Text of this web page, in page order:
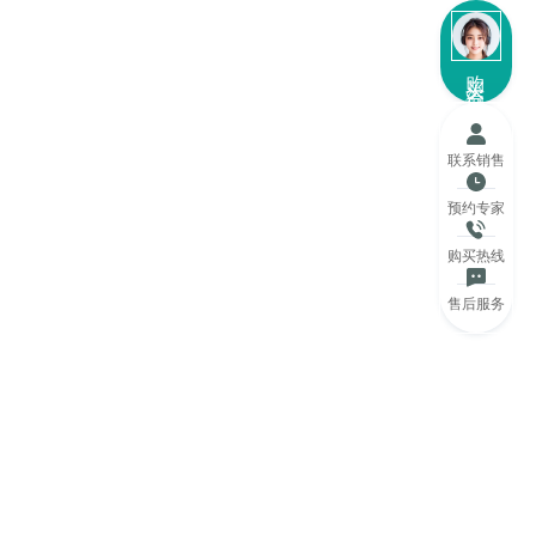
购买咨询
联系销售
预约专家
购买热线
售后服务